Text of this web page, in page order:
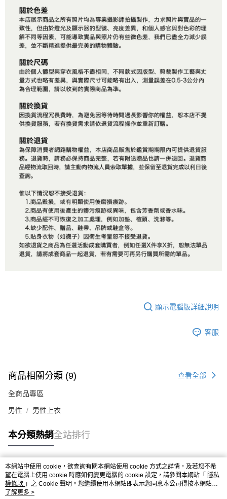
顯示電腦版詳細說明
客服
商品相關分類 (9) 查看全部
全商品專區
男性 男性上衣
本分類熱銷全站排行
熱門標籤
本網站中使用 cookie，欲查詢有關本網站使用 cookie 方式之詳情，及若您不希
望在電腦上使用 cookie 時應如何變更電腦的 cookie 設定，請參閱本網站「 隱私
權條款 」之 Cookie 聲明。您繼續使用本網站即表示您同意本公司得按本網站使
用條款之 Cookie 聲明使用 cookie。
了解更多 >